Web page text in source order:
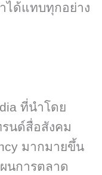
ได้แทบทุกอย่าง
ที่นำโดย
รนด์สื่อสังคม
มากมายขึ้น
นการตลาด